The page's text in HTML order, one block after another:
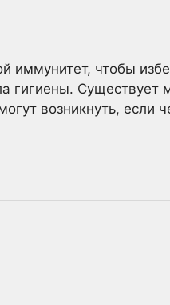
иммунитет, чтобы
гигиены. Существует
возникнуть, если